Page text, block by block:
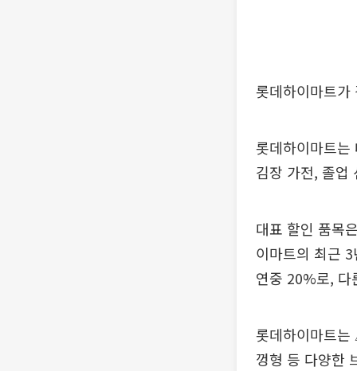
롯데하이마트가
롯데하이마트
김장 가전, 졸업
대표 할인 품목
이마트의 최근
연중 20%로, 다
롯데하이마트
껑형 등 다양한